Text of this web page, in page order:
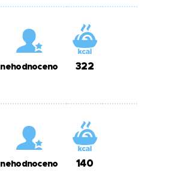
nehodnoceno 322
nehodnoceno 140